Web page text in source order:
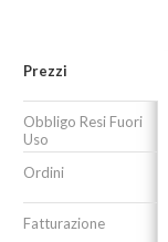
Prezzi
Obbligo Resi Fuori
Uso
Ordini
Fatturazione